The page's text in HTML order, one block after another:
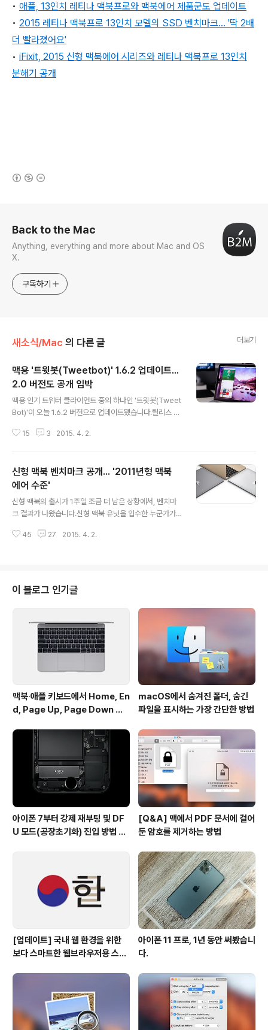
• 애플, 13인치 레티나 맥북프로와 맥북에어 제품군도 업데이트
• 2015 레티나 맥북프로 13인치 모델의 SSD 벤치마크... '딱 2배
더 빨라졌어요'
• iFixit, 2015 신형 맥북에어 시리즈와 레티나 맥북프로 13인치
분해기 공개
Back to the Mac
Anything, everything and more about Mac and OS
X.
구독하기
새소식/Mac 의 다른 글 더보기
맥용 '트윗봇(Tweetbot)' 1.6.2 업데이트...
2.0 버전도 공개 임박
맥용 인기 트위터 클라이언트 중의 하나인 '트윗봇(Tweet
Bot)'이 오늘 1.6.2 버전으로 업데이트됐습니다.릴리스 노
위터가 작년 6월부터 직접 서비스하기 시작한 업로드 기능
것이 특징입니다.링크를 클릭하지 않아도 내용물을 미리
확인할 수 있다는 것은 반가운 일이지만, 단순히 섬네일만
보여줄 뿐 재생은 불가능합니다. 결국 GIF 애니메이션이나
동영상을 오롯이 감상하기 위해서는 트위터 웹사이트를 방
에 올린 미디어는 트윗봇에서 바로 감상할 수 있는 것을 보
15 3 2015. 4. 2.
신형 맥북 벤치마크 공개... '2011년형 맥북
에어 수준'
신형 맥북의 출시가 1주일 조금 더 남은 상황에서, 벤치마
크 결과가 나왔습니다.신형 맥북 유닛을 입수한 누군가가
과는 아래와 같습니다.사양을 보면 기본형 모델의 벤치마
실행하기 때문에 신형 맥북의 월등히 나은 그래픽 칩과 8G
B RAM, 그리고 훨씬 더 빠른 SSD 성능 등은 계산되지 않
았습니다. 따라서 전반적 체감 속도는 더 빠를 것으로 보입
니다.신형 맥북에는 인텔의 코어 M 저전력 프로세서가 탑
재되어있고, 맥북 중 최초로 팬이 없는 팬리스 설계가 되어
있어 성능에 대한 우..
45 27 2015. 4. 2.
이 블로그 인기글
맥북∙애플 키보드에서 Home, En
d, Page Up, Page Down 키
macOS에서 숨겨진 폴더, 숨긴
파일을 표시하는 가장 간단한 방법
아이폰 7부터 강제 재부팅 및 DF
U 모드(공장초기화) 진입 방법 변
[Q&A] 맥에서 PDF 문서에 걸어
둔 암호를 제거하는 방법
[업데이트] 국내 웹 환경을 위한
보다 스마트한 웹브라우저용 스타
아이폰 11 프로, 1년 동안 써봤습니
다.